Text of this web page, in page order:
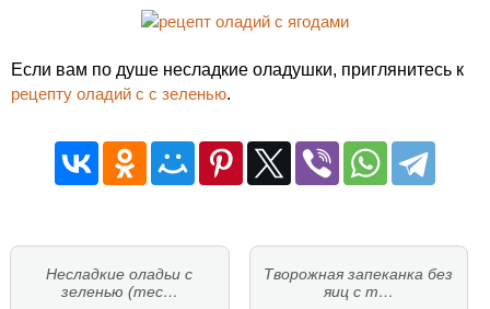
Если вам по душе несладкие оладушки, приглянитесь к
рецепту оладий с с зеленью.
Несладкие оладьи с
зеленью (тес…
Творожная запеканка без
яиц с т…